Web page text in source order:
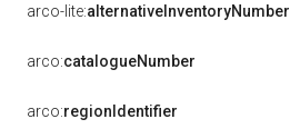
arco-lite:alternativeInventoryNumber
arco:catalogueNumber
arco:regionIdentifier